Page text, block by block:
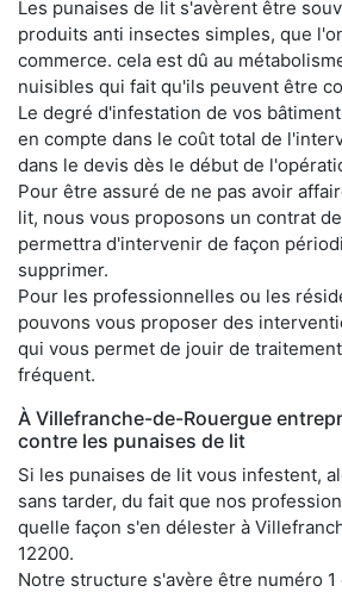
Les punaises de lit s'avèrent être
produits anti insectes simples, que
commerce. cela est dû au
nuisibles qui fait qu'ils peuvent être
Le degré d'infestation de vos
en compte dans le coût total de
dans le devis dès le début de
Pour être assuré de ne pas avoir
lit, nous vous proposons un contrat
permettra d'intervenir de façon
supprimer.
Pour les professionnelles ou les
pouvons vous proposer des
qui vous permet de jouir de
fréquent.
À Villefranche-de-Rouergue
contre les punaises de lit
Si les punaises de lit vous infestent,
sans tarder, du fait que nos
quelle façon s'en délester à
12200.
Notre structure s'avère être numéro